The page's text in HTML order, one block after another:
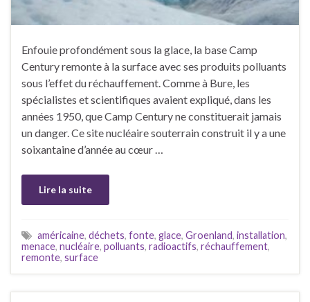
Enfouie profondément sous la glace, la base Camp
Century remonte à la surface avec ses produits polluants
sous l’effet du réchauffement. Comme à Bure, les
spécialistes et scientifiques avaient expliqué, dans les
années 1950, que Camp Century ne constituerait jamais
un danger. Ce site nucléaire souterrain construit il y a une
soixantaine d’année au cœur …
Lire la suite
américaine, déchets, fonte, glace, Groenland, installation,
menace, nucléaire, polluants, radioactifs, réchauffement,
remonte, surface